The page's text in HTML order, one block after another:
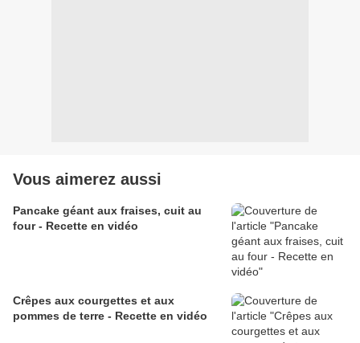
Vous aimerez aussi
Pancake géant aux fraises, cuit au
four - Recette en vidéo
Crêpes aux courgettes et aux
pommes de terre - Recette en vidéo